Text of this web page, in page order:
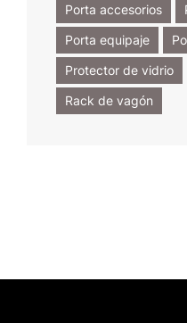
Porta accesorios
Porta equipaje
Protector de vidrio
Rack de vagón